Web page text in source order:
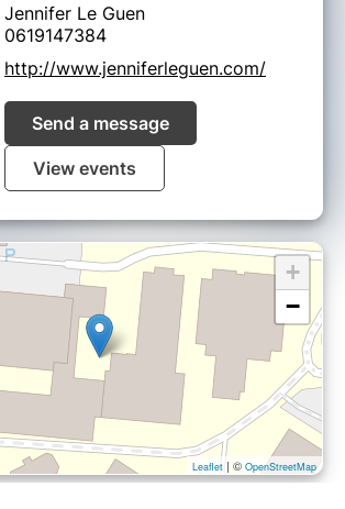
Jennifer Le Guen
0619147384
http://www.jenniferleguen.com/
Send a message
View events
+
−
Leaflet | © OpenStreetMap